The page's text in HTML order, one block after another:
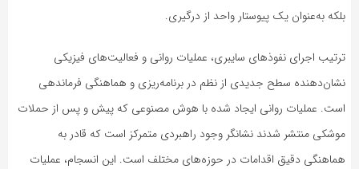
بلکه به‌عنوان یک پیوستار واحد از درگیری.
ترتیب اجرای نفوذهای سایبری، عملیات روانی و فعالیت‌های فیزیکی
نشان‌دهنده سطح جدیدی از نظم در برنامه‌ریزی و هماهنگی فرماندهی
است. عملیات روانی ایجاد شده با هوش مصنوعی که پیش و پس از حملات
موشکی منتشر شدند نشانگر وجود راهبردی متمرکز است که قادر به
هماهنگی دقیق اقدامات در حوزه‌های مختلف است. این انسجام، عملیات